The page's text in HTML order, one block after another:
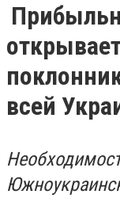
всей